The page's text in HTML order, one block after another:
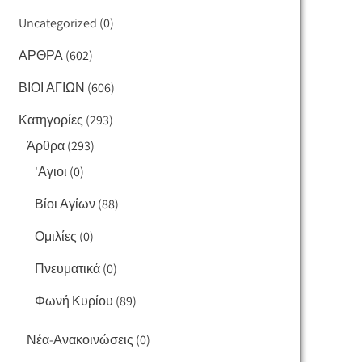
Uncategorized (0)
ΑΡΘΡΑ(602)
ΒΙΟΙ ΑΓΙΩΝ (606)
Κατηγορίες (293)
Άρθρα(293)
'Αγιοι (0)
Βίοι Αγίων(88)
Ομιλίες (0)
Πνευματικά(0)
Φωνή Κυρίου (89)
Νέα-Ανακοινώσεις (0)